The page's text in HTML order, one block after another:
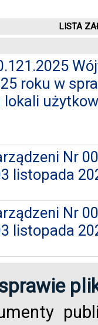
LISTA
roku w
Nr
listopada
Nr
listopada